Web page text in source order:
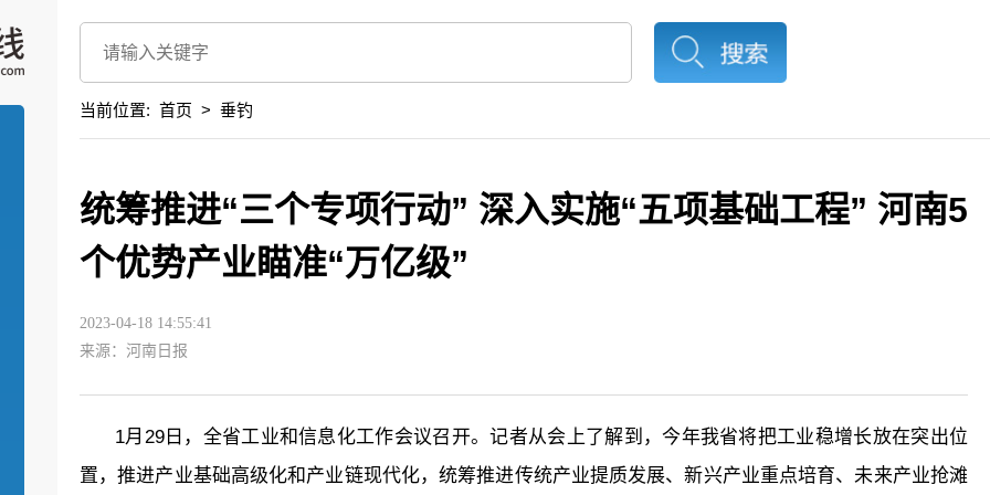
当前位置: 首页 > 垂钓
统筹推进“三个专项行动” 深入实施“五项基础工程” 河南5
个优势产业瞄准“万亿级”
2023-04-18 14:55:41
来源：河南日报
1月29日，全省工业和信息化工作会议召开。记者从会上了解到，今年我省将把工业稳增长放在突出位
置，推进产业基础高级化和产业链现代化，统筹推进传统产业提质发展、新兴产业重点培育、未来产业抢滩